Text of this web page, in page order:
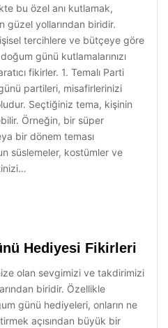
bu özel anı kutlamak,
güzel yollarından biridir.
tercihlere ve bütçeye göre
günü kutlamalarınızı
fikirler. 1. Temalı Parti
partileri, misafirlerinizi
Seçtiğiniz tema, kişinin
Örneğin, bir süper
bir dönem teması
süslemeler, kostümler ve
Hediyesi Fikirleri
olan sevgimizi ve takdirimizi
biridir. Özellikle
günü hediyeleri, onların ne
açısından büyük bir